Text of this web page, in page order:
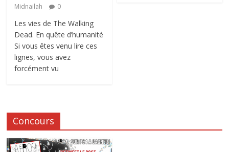
Midnailah
0
Les vies de The Walking
Dead. En quête d’humanité
Si vous êtes venu lire ces
lignes, vous avez
forcément vu
Concours